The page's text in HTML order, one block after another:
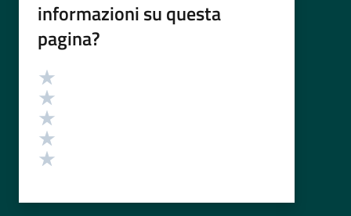
informazioni su questa
pagina?
Valutazione